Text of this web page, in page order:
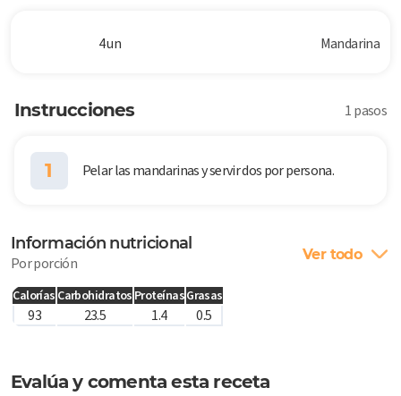
4 un Mandarina
Instrucciones 1 pasos
1 Pelar las mandarinas y servir dos por persona.
Información nutricional
Por porción Ver todo
Calorías Carbohidratos ProteínasGrasas
93 23.5 1.4 0.5
Evalúa y comenta esta receta